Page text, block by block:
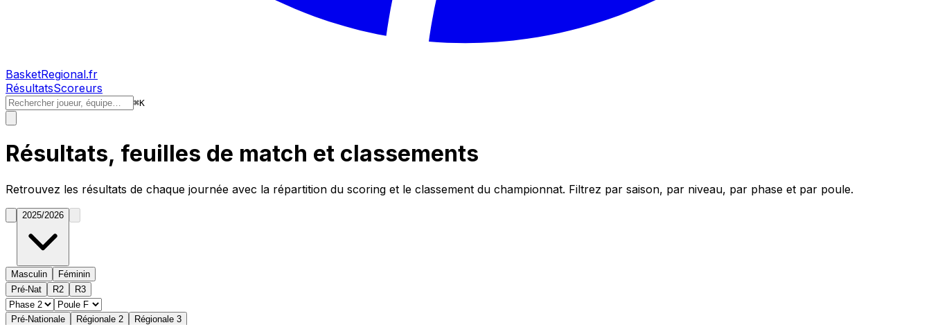
BasketRegional.fr
RésultatsScoreurs
⌘K
Résultats, feuilles de match et classements
Retrouvez les résultats de chaque journée avec la répartition du scoring et le classement du championnat. Filtrez par saison, par niveau, par phase et par poule.
2025/2026
Masculin
Féminin
Pré-Nat
R2 R3
Pré-Nationale Régionale 2 Régionale 3